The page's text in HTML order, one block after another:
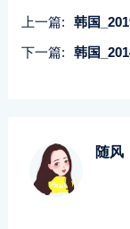
上一篇:
韩国_2019_巧克
下一篇:
韩国_2014_别
随风